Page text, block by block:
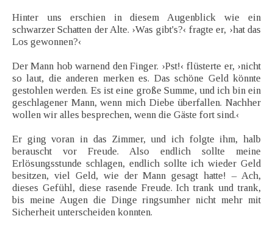
Hinter uns erschien in diesem Augenblick wie ein
schwarzer Schatten der Alte. ›Was gibt's?‹ fragte er, ›hat das
Los gewonnen?‹
Der Mann hob warnend den Finger. ›Pst!‹ flüsterte er, ›nicht
so laut, die anderen merken es. Das schöne Geld könnte
gestohlen werden. Es ist eine große Summe, und ich bin ein
geschlagener Mann, wenn mich Diebe überfallen. Nachher
wollen wir alles besprechen, wenn die Gäste fort sind.‹
Er ging voran in das Zimmer, und ich folgte ihm, halb
berauscht vor Freude. Also endlich sollte meine
Erlösungsstunde schlagen, endlich sollte ich wieder Geld
besitzen, viel Geld, wie der Mann gesagt hatte! – Ach,
dieses Gefühl, diese rasende Freude. Ich trank und trank,
bis meine Augen die Dinge ringsumher nicht mehr mit
Sicherheit unterscheiden konnten.